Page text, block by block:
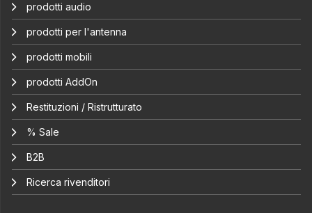
prodotti audio
prodotti per l'antenna
prodotti mobili
prodotti AddOn
Restituzioni / Ristrutturato
% Sale
B2B
Ricerca rivenditori